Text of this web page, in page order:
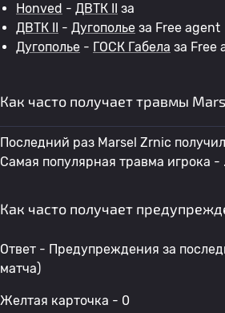
Honved - ДВТК II за
ДВТК II - Дугополье за Free agent
Дугополье - ГОСК Габела за Free
Как часто получает травмы
Последний раз Marsel Zrnic
Самая популярная травма игрока - .
Как часто получает
Ответ - Предупреждения за
матча)
Желтая карточка - 0